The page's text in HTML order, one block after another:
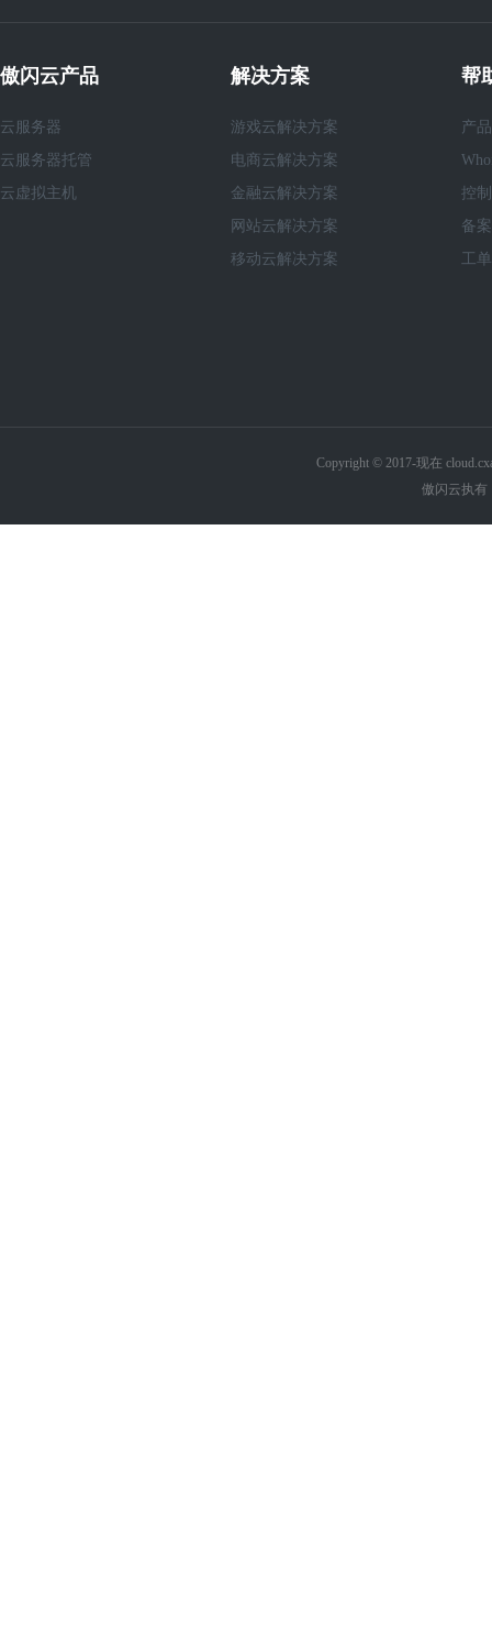
傲闪云产品
云服务器
云服务器托管
云虚拟主机
解决方案
游戏云解决方案
电商云解决方案
金融云解决方案
网站云解决方案
移动云解决方案
帮
产
控
备
工
Copyright © 2017-现在
傲闪云执有